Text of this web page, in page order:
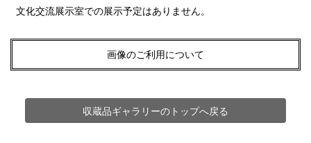
文化交流展示室での展示予定はありません。
画像のご利用について
収蔵品ギャラリーのトップへ戻る